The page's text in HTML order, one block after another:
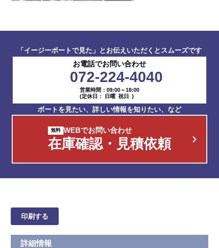
「イージーボートで見た」とお伝えいただくとスムーズです
お電話でお問い合わせ
072-224-4040
営業時間：09:00～18:00
(定休日： 日曜 祝日 )
ボートを見たい、詳しい情報を知りたい、など
WEBでお問い合わせ
在庫確認・見積依頼
印刷する
詳細情報